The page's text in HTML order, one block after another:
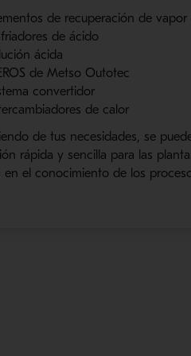
de recuperación de
de ácido
ácida
deMetso Outotec
convertidor
de calor
de tus necesidades, se
rápida y sencilla para las
​​en el conocimiento de los